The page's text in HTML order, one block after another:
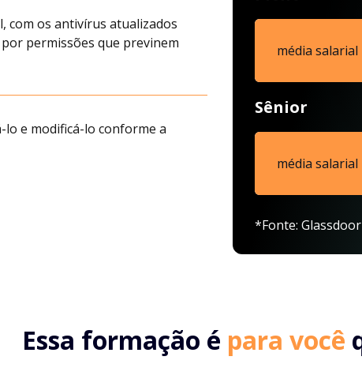
com os antivírus atualizados
permissões que previnem
e modificá-lo conforme a
média salarial
Sênior
média salarial
*Fonte:
Essa formação é para você